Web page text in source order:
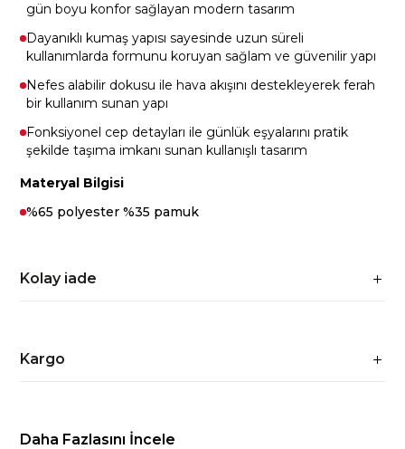
gün boyu konfor sağlayan modern tasarım
Dayanıklı kumaş yapısı sayesinde uzun süreli
kullanımlarda formunu koruyan sağlam ve güvenilir yapı
Nefes alabilir dokusu ile hava akışını destekleyerek ferah
bir kullanım sunan yapı
Fonksiyonel cep detayları ile günlük eşyalarını pratik
şekilde taşıma imkanı sunan kullanışlı tasarım
Materyal Bilgisi
%65 polyester %35 pamuk
Kolay iade
Kargo
Daha Fazlasını İncele